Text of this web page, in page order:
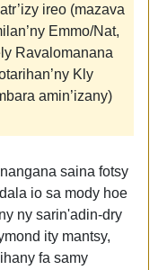
ireo (mazava
Emmo/Nat,
Ravalomanana
Kly
amin’izany)
saina fotsy
io sa mody hoe
ny sarin'adin-dry
ity mantsy,
fa samy